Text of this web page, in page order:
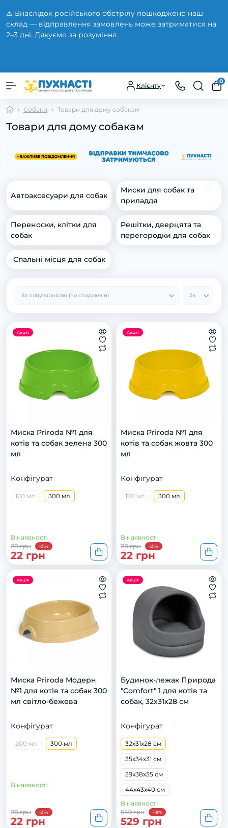
⚠️ Внаслідок російського обстрілу пошкоджено наш
склад — відправлення замовлень може затриматися на
2–3 дні. Дякуємо за розуміння.
Клієнту
0
Собаки Товари для дому собакам
Товари для дому собакам
Автоаксесуари для собак
Миски для собак та
приладдя
Переноски, клітки для
собак
Решітки, дверцята та
перегородки для собак
Спальні місця для собак
Акція
Миска Priroda №1 для
котів та собак зелена 300
мл
Конфігурат
120 мл 300 мл
В наявності
28 грн
-21%
22 грн
Акція
Миска Priroda №1 для
котів та собак жовта 300
мл
Конфігурат
120 мл 300 мл
В наявності
28 грн
-21%
22 грн
Акція
Миска Priroda Модерн
№1 для котів та собак 300
мл світло-бежева
Конфігурат
200 мл 300 мл
В наявності
28 грн -21%
22 грн
Акція
Будинок-лежак Природа
"Comfort" 1 для котів та
собак, 32х31х28 см
Конфігурат
32x31x28 см
35x34x31 см
39x38x35 см
44x43x40 см
В наявності
649 грн
-18%
529 грн